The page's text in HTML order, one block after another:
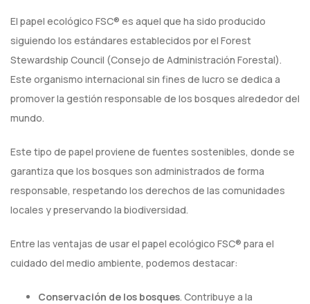
El papel ecológico FSC® es aquel que ha sido producido
siguiendo los estándares establecidos por el Forest
Stewardship Council (Consejo de Administración Forestal).
Este organismo internacional sin fines de lucro se dedica a
promover la gestión responsable de los bosques alrededor del
mundo.
Este tipo de papel proviene de fuentes sostenibles, donde se
garantiza que los bosques son administrados de forma
responsable, respetando los derechos de las comunidades
locales y preservando la biodiversidad.
Entre las ventajas de usar el papel ecológico FSC®️ para el
cuidado del medio ambiente, podemos destacar:
Conservación de los bosques. Contribuye a la